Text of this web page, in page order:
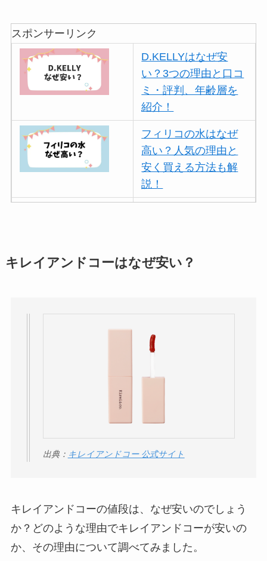
スポンサーリンク
D.KELLYはなぜ安
い？3つの理由と口コ
ミ・評判、年齢層を
紹介！
フィリコの水はなぜ
高い？人気の理由と
安く買える方法も解
説！
を紹介！
解説！
ェイスマスクが安い
想夫恋はなぜ高い？
アレクサンドルドゥ
パリはなぜ高い？な
ぜ人気？安く買える
キレイアンドコーはなぜ安い？
出典： キレイアンドコー 公式サイト
キレイアンドコーの値段は、なぜ安いのでしょう
か？どのような理由でキレイアンドコーが安いの
か、その理由について調べてみました。